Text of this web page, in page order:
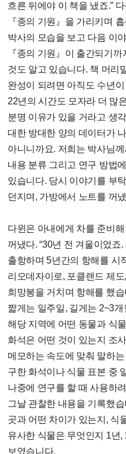
흐른 뒤에야 이 책을 냈죠.”
『종의 기원』을 가리키며
박사의 모습을 보고 다음 이
『종의 기원』이 출간되기
것도 알고 있습니다. 책 머리
완성이 되려면 아직도 수년
22년의 시간도 모자라 더 많
분명 이유가 있을 거라고 생
대한 방대한 양의 데이터가
아니니까요. 저희는 박사님
내용 분류 그리고 연구 방법
있습니다. 당시 이야기를 부
던지며, 가방에서 노트를 꺼
다윈은 아내에게 차를 준비
꺼냈다. “30년 전 겨울이었
출항하며 5년간의 항해를 시
리오데자이로, 포클랜드 제
희망봉을 거치며 항해를 했
짧게는 일주일, 길게는 2~3
해당 지역에 어떤 동물과 식
화석은 어떤 것이 있는지 조
메모하는 속도에 맞춰 말하
구한 화석이나 식물 표본 중
나중에 연구를 할 때 사용하
그날 관찰한 내용을 기록했
곳과 어떤 차이가 있는지, 식
유사한 식물은 무엇인지 1년
보였습니다.